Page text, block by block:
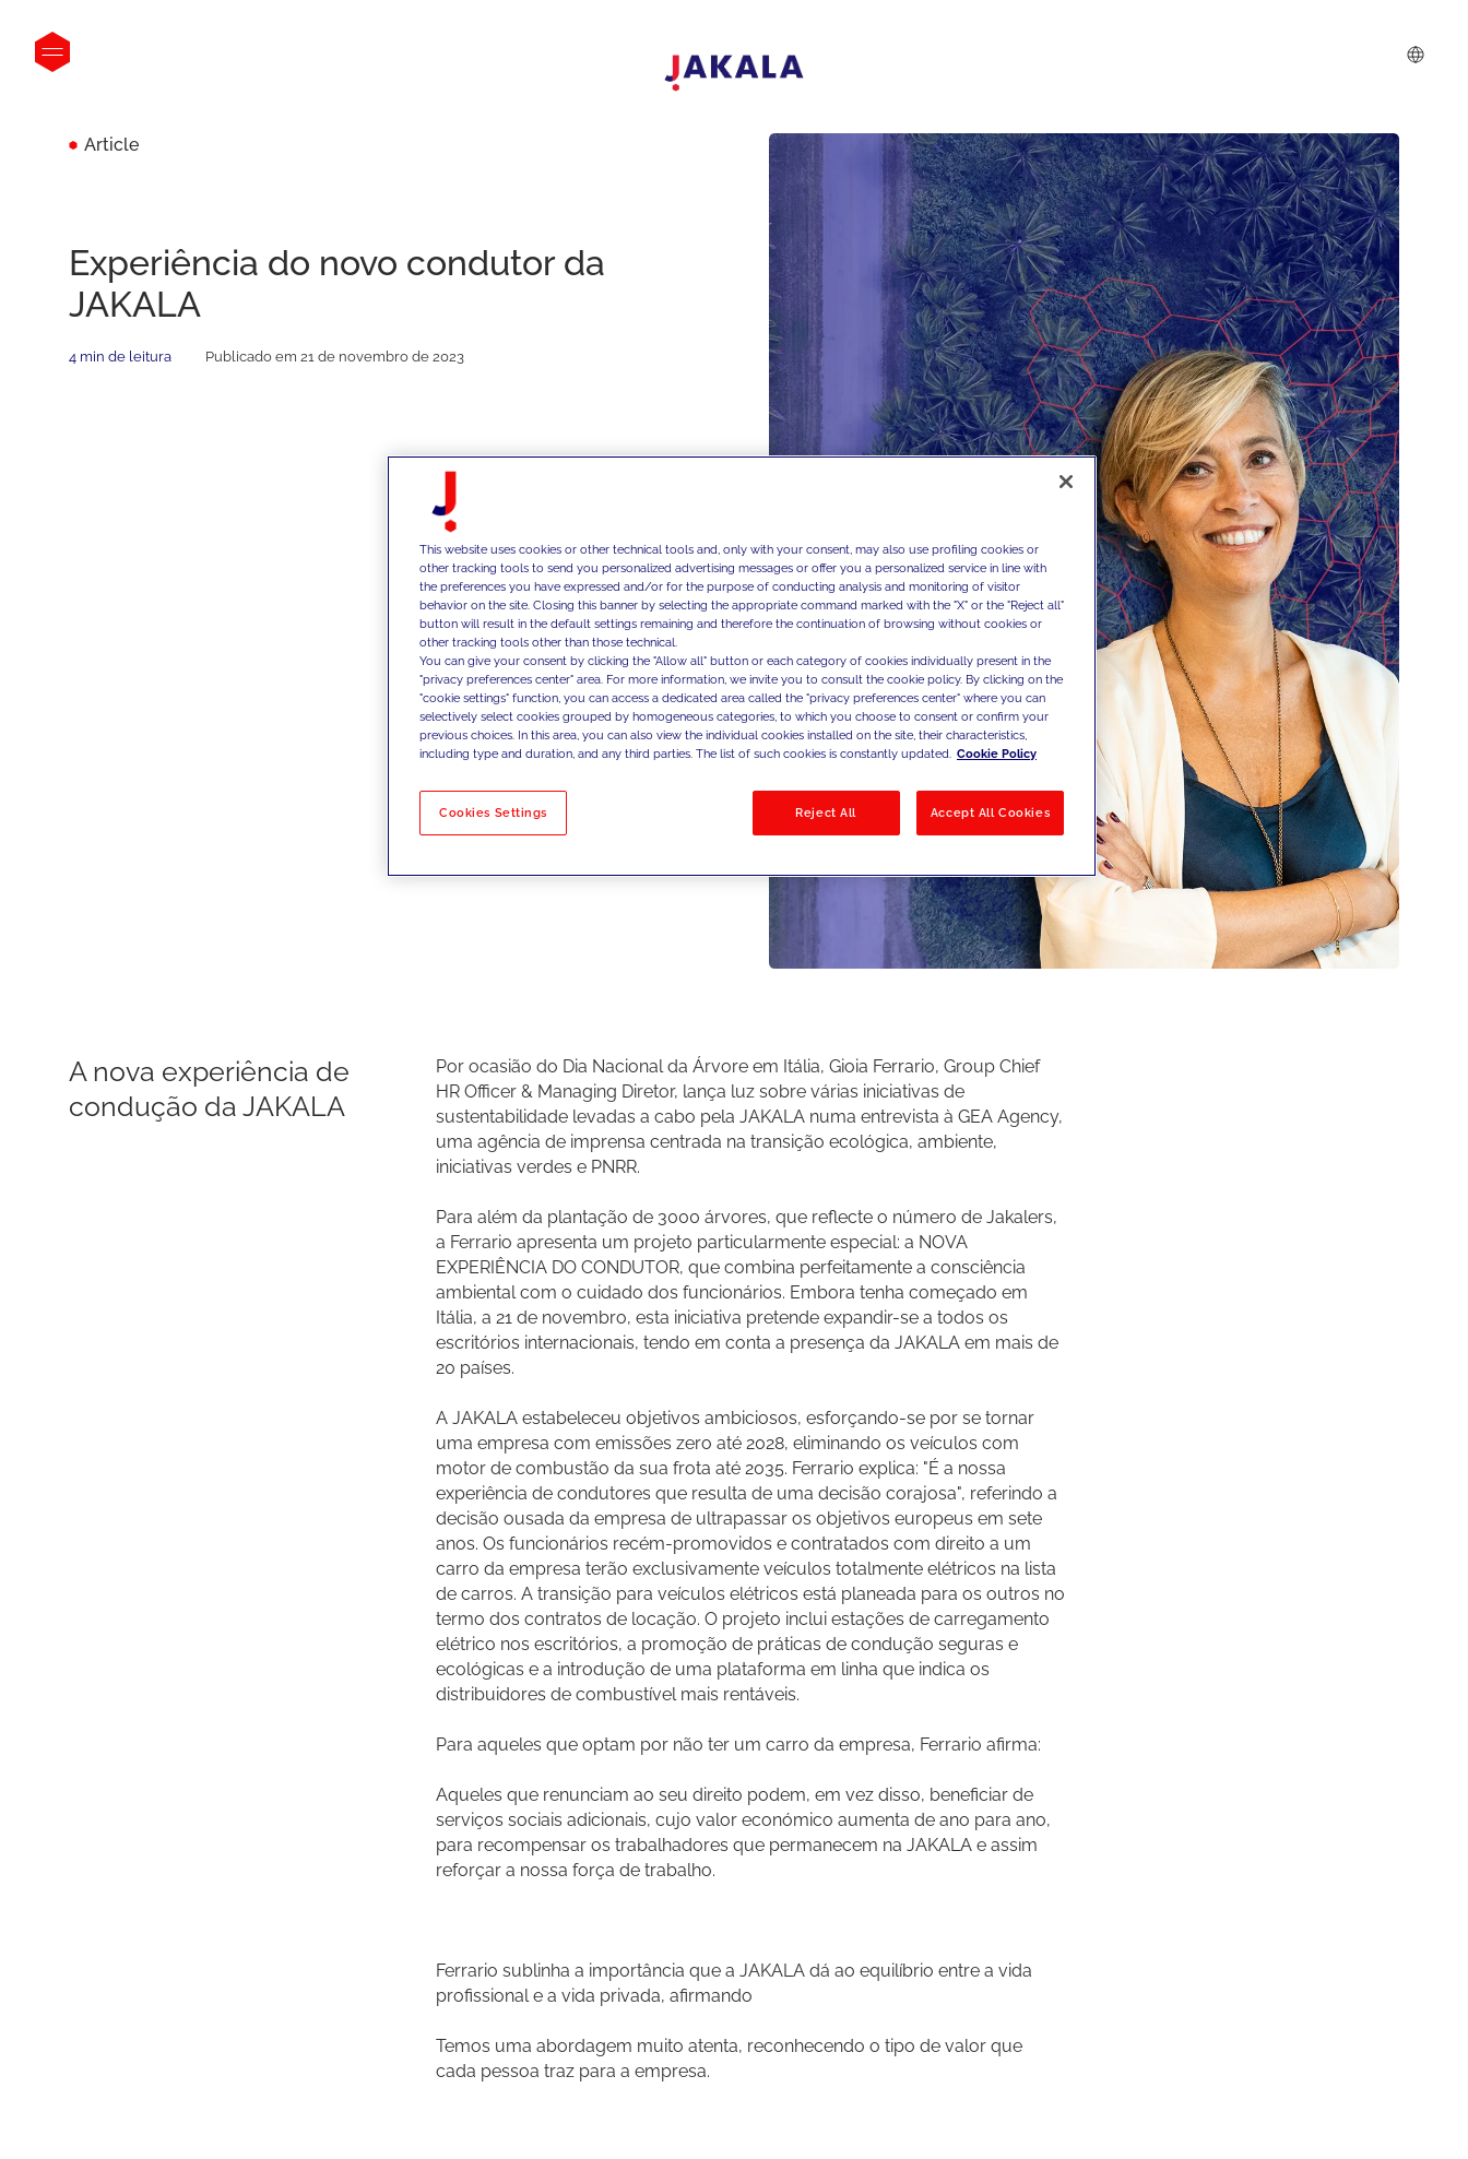
Article
Experiência do novo condutor da
JAKALA
4 min de leitura Publicado em 21 de novembro de 2023
A nova experiência de
condução da JAKALA
Por ocasião do Dia Nacional da Árvore em Itália, Gioia Ferrario, Group Chief
HR Officer & Managing Diretor, lança luz sobre várias iniciativas de
sustentabilidade levadas a cabo pela JAKALA numa entrevista à GEA Agency,
uma agência de imprensa centrada na transição ecológica, ambiente,
iniciativas verdes e PNRR.
Para além da plantação de 3000 árvores, que reflecte o número de Jakalers,
a Ferrario apresenta um projeto particularmente especial: a NOVA
EXPERIÊNCIA DO CONDUTOR, que combina perfeitamente a consciência
ambiental com o cuidado dos funcionários. Embora tenha começado em
Itália, a 21 de novembro, esta iniciativa pretende expandir-se a todos os
escritórios internacionais, tendo em conta a presença da JAKALA em mais de
20 países.
A JAKALA estabeleceu objetivos ambiciosos, esforçando-se por se tornar
uma empresa com emissões zero até 2028, eliminando os veículos com
motor de combustão da sua frota até 2035. Ferrario explica: "É a nossa
experiência de condutores que resulta de uma decisão corajosa", referindo a
decisão ousada da empresa de ultrapassar os objetivos europeus em sete
anos. Os funcionários recém-promovidos e contratados com direito a um
carro da empresa terão exclusivamente veículos totalmente elétricos na lista
de carros. A transição para veículos elétricos está planeada para os outros no
termo dos contratos de locação. O projeto inclui estações de carregamento
elétrico nos escritórios, a promoção de práticas de condução seguras e
ecológicas e a introdução de uma plataforma em linha que indica os
distribuidores de combustível mais rentáveis.
Para aqueles que optam por não ter um carro da empresa, Ferrario afirma:
Aqueles que renunciam ao seu direito podem, em vez disso, beneficiar de
serviços sociais adicionais, cujo valor económico aumenta de ano para ano,
para recompensar os trabalhadores que permanecem na JAKALA e assim
reforçar a nossa força de trabalho.
Ferrario sublinha a importância que a JAKALA dá ao equilíbrio entre a vida
profissional e a vida privada, afirmando
Temos uma abordagem muito atenta, reconhecendo o tipo de valor que
cada pessoa traz para a empresa.
This website uses cookies or other technical tools and, only with your consent, may also use profiling cookies or
other tracking tools to send you personalized advertising messages or offer you a personalized service in line with
the preferences you have expressed and/or for the purpose of conducting analysis and monitoring of visitor
behavior on the site. Closing this banner by selecting the appropriate command marked with the "X" or the "Reject all"
button will result in the default settings remaining and therefore the continuation of browsing without cookies or
other tracking tools other than those technical.
You can give your consent by clicking the "Allow all" button or each category of cookies individually present in the
"privacy preferences center" area. For more information, we invite you to consult the cookie policy. By clicking on the
"cookie settings" function, you can access a dedicated area called the "privacy preferences center" where you can
selectively select cookies grouped by homogeneous categories, to which you choose to consent or confirm your
previous choices. In this area, you can also view the individual cookies installed on the site, their characteristics,
including type and duration, and any third parties. The list of such cookies is constantly updated. Cookie Policy
Cookies Settings Reject All Accept All Cookies